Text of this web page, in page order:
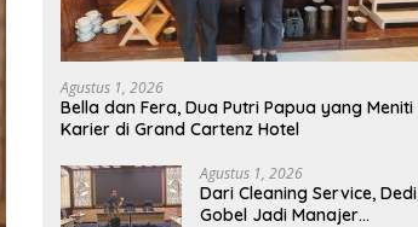
Agustus 1, 2026
Bella dan Fera, Dua Putri Papua yang Meniti
Karier di Grand Cartenz Hotel
Agustus 1, 2026
Dari Cleaning Service, Dedi
Gobel Jadi Manajer